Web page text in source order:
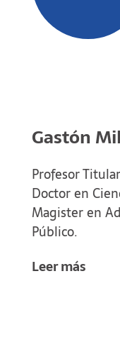
Gastón
Profesor
Doctor en
Magister en
Público.
Leer más